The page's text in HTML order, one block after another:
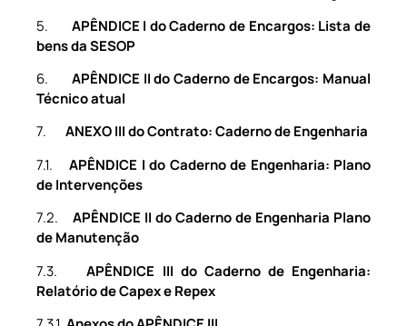
5. APÊNDICE I do Caderno de Encargos: Lista de
bens da SESOP
6. APÊNDICE II do Caderno de Encargos: Manual
Técnico atual
7. ANEXO III do Contrato: Caderno de Engenharia
7.1. APÊNDICE I do Caderno de Engenharia: Plano
de Intervenções
7.2. APÊNDICE II do Caderno de Engenharia Plano
de Manutenção
7.3.APÊNDICE III do Caderno de Engenharia:
Relatório de Capex e Repex